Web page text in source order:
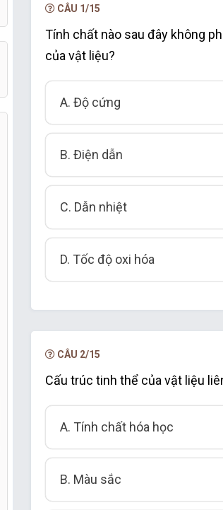
CÂU 1/15
Tính chất nào sau đây không
của vật liệu?
A. Độ cứng
B. Điện dẫn
C. Dẫn nhiệt
D. Tốc độ oxi hóa
CÂU 2/15
Cấu trúc tinh thể của vật liệu
A. Tính chất hóa học
B. Màu sắc